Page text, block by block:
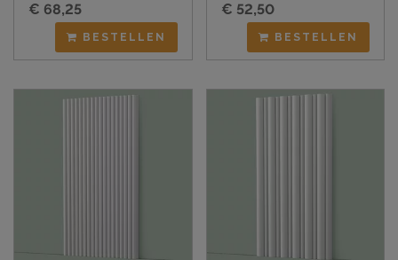
€ 68,25
BESTELLEN
€ 52,50
BESTELLEN